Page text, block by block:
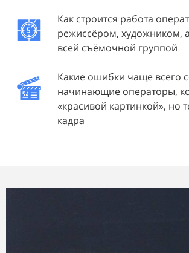
Как строится работа
режиссёром, художником,
всей съёмочной группой
Какие ошибки чаще всего
начинающие операторы,
«красивой картинкой», но
кадра